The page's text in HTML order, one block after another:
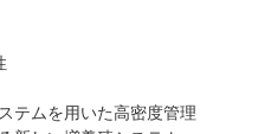
テムを用いた高密度管理